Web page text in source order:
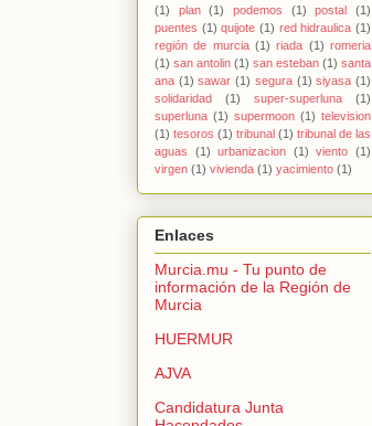
(1)
plan (1) podemos (1) postal
(1)
puentes (1) quijote (1) red hidraulica (1)
región de murcia (1) riada (1) romeria
(1) san antolin (1) san esteban (1) santa
ana (1) sawar (1) segura (1) siyasa (1)
solidaridad
(1) super-superluna
(1)
superluna (1) supermoon (1) television
(1) tesoros (1) tribunal (1) tribunal de las
aguas
(1) urbanizacion (1) viento (1)
virgen (1) vivienda (1) yacimiento (1)
Enlaces
Murcia.mu - Tu punto de
información de la Región de
Murcia
HUERMUR
AJVA
Candidatura Junta